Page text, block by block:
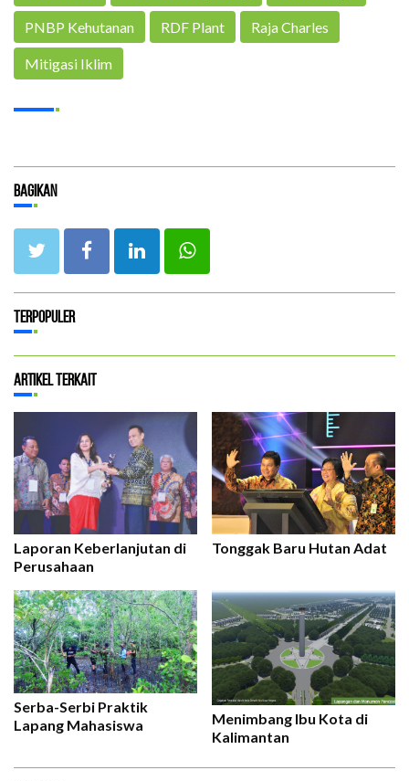
PNBP Kehutanan RDF Plant Raja Charles
Mitigasi Iklim
Bagikan
Terpopuler
Artikel Terkait
Laporan Keberlanjutan di
Perusahaan
Tonggak Baru Hutan Adat
Serba-Serbi Praktik
Lapang Mahasiswa
Menimbang Ibu Kota di
Kalimantan